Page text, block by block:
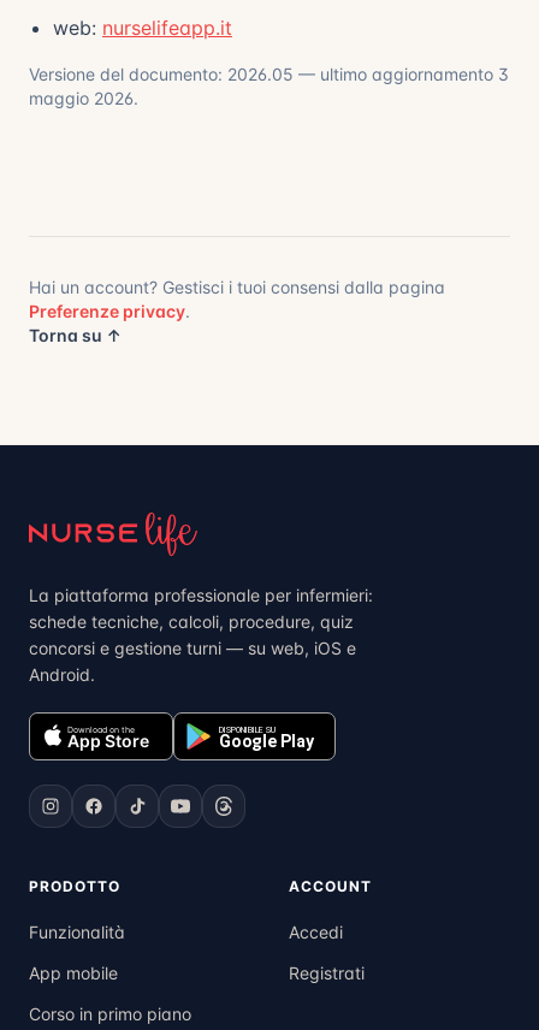
web: nurselifeapp.it
Versione del documento: 2026.05 — ultimo aggiornamento 3
maggio 2026.
Hai un account? Gestisci i tuoi consensi dalla pagina
Preferenze privacy.
Torna su ↑
La piattaforma professionale per infermieri:
schede tecniche, calcoli, procedure, quiz
concorsi e gestione turni — su web, iOS e
Android.
Download on the
App Store DISPONIBILE SU
Google Play
PRODOTTO
Funzionalità
App mobile
Corso in primo piano
ACCOUNT
Accedi
Registrati